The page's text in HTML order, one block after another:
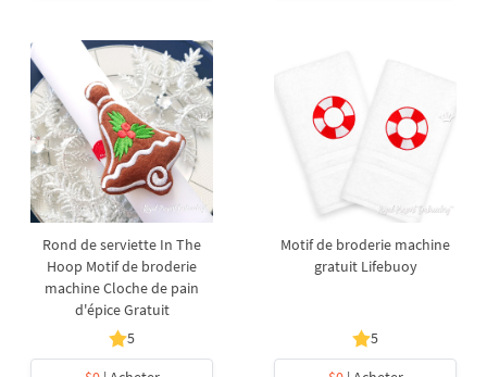
Rond de serviette In The
Hoop Motif de broderie
machine Cloche de pain
d'épice Gratuit
5
Motif de broderie machine
gratuit Lifebuoy
5